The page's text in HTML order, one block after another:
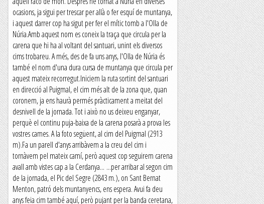
ocasions, ja sigui per trescar per allà o fer esquí de muntanya,
i aquest darrer cop ha sigut per fer el mític tomb a l'Olla de
Núria.Amb aquest nom es coneix la traça que circula per la
carena que hi ha al voltant del santuari, unint els diversos
cims trobareu. A més, des de fa uns anys, l'Olla de Núria és
també el nom d'una dura cursa de muntanya que circula per
aquest mateix recorregut.Iniciem la ruta sortint del santuari
en direcció al Puigmal, el cim més alt de la zona que, quan
coronem, ja ens haurà permés pràcticament a meitat del
desnivell de la jornada. Tot i això no us deixeu enganyar,
perquè el continu puja-baixa de la carena posarà a prova les
vostres cames. A la foto següent, al cim del Puigmal (2913
m).Fa un parell d'anys arribàvem a la creu del cim i
tornàvem pel mateix camí, però aquest cop seguirem carena
avall amb vistes cap a la Cerdanya... ...per arribar al segon cim
de la jornada, el Pic del Segre (2843 m.), on Sant Bernat
Menton, patró dels muntanyencs, ens espera. Avui fa deu
anys feia cim també aquí, però pujant per la banda ceretana,